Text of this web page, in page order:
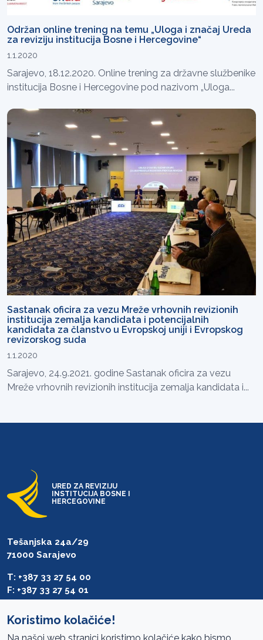
Održan online trening na temu „Uloga i značaj Ureda
za reviziju institucija Bosne i Hercegovine“
1.1.2020
Sarajevo, 18.12.2020. Online trening za državne službenike
institucija Bosne i Hercegovine pod nazivom „Uloga...
Sastanak oficira za vezu Mreže vrhovnih revizionih
institucija zemalja kandidata i potencijalnih
kandidata za članstvo u Evropskoj uniji i Evropskog
revizorskog suda
1.1.2020
Sarajevo, 24.9.2021. godine Sastanak oficira za vezu
Mreže vrhovnih revizionih institucija zemalja kandidata i...
URED ZA REVIZIJU
INSTITUCIJA BOSNE I
HERCEGOVINE
Tešanjska 24a/29
71000 Sarajevo
T: +387 33 27 54 00
F: +387 33 27 54 01
Koristimo kolačiće!